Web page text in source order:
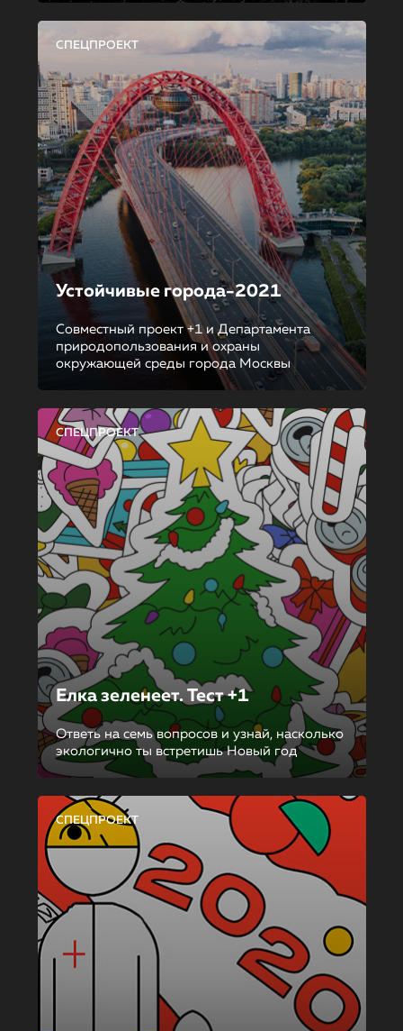
СПЕЦПРОЕКТ
Устойчивые города-2021
Совместный проект +1 и Департамента
природопользования и охраны
окружающей среды города Москвы
СПЕЦПРОЕКТ
Елка зеленеет. Тест +1
Ответь на семь вопросов и узнай, насколько
экологично ты встретишь Новый год
СПЕЦПРОЕКТ